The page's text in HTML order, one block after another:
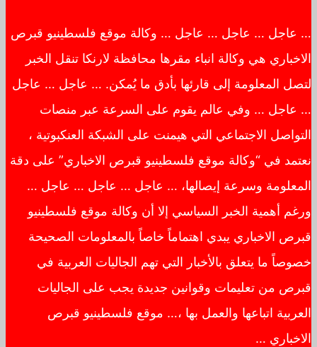
… عاجل … عاجل … عاجل … وكالة موقع فلسطينيو قبرص
الاخباري هي وكالة انباء مقرها محافظة لارنكا تنقل الخبر
لتصل المعلومة إلى قارئها بأدق ما يُمكن. … عاجل … عاجل
… عاجل … وفي عالم يقوم على السرعة عبر منصات
التواصل الاجتماعي التي هيمنت على الشبكة العنكبوتية ،
نعتمد في “وكالة موقع فلسطينيو قبرص الاخباري” على دقة
المعلومة وسرعة إيصالها، … عاجل … عاجل … عاجل …
ورغم أهمية الخبر السياسي إلا أن وكالة موقع فلسطينيو
قبرص الاخباري يبدي اهتماماً خاصاً بالمعلومات الصحيحة
خصوصاً ما يتعلق بالأخبار التي تهم الجاليات العربية في
قبرص من تعليمات وقوانين جديدة يجب على الجاليات
العربية اتباعها والعمل بها ،… موقع فلسطينيو قبرص
الاخباري …